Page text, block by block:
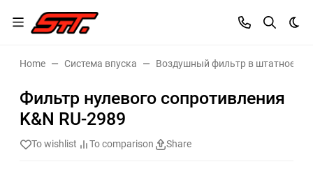
Home Система впуска Воздушный фильтр в штатное
Фильтр нулевого сопротивления
K&N RU-2989
To wishlist To comparison Share